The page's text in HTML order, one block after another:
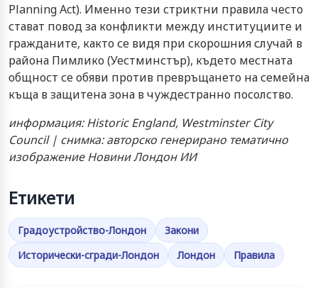
Planning Act). Именно тези стриктни правила често
стават повод за конфликти между институциите и
гражданите, както се видя при скорошния случай в
района Пимлико (Уестминстър), където местната
общност се обяви против превръщането на семейна
къща в защитена зона в чуждестранно посолство.
информация: Historic England, Westminster City
Council | снимка: авторско генерирано тематично
изображение Новини Лондон ИИ
Етикети
Градоустройство-Лондон
Закони
Исторически-сгради-Лондон
Лондон Правила